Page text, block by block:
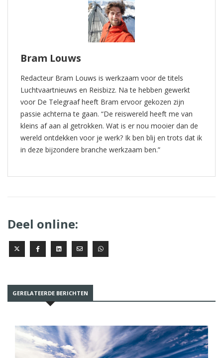
Bram Louws
Redacteur Bram Louws is werkzaam voor de titels
Luchtvaartnieuws en Reisbizz. Na te hebben gewerkt
voor De Telegraaf heeft Bram ervoor gekozen zijn
passie achterna te gaan. “De reiswereld heeft me van
kleins af aan al getrokken. Wat is er nou mooier dan de
wereld ontdekken voor je werk? Ik ben blij en trots dat ik
in deze bijzondere branche werkzaam ben.”
Deel online:
GERELATEERDE BERICHTEN